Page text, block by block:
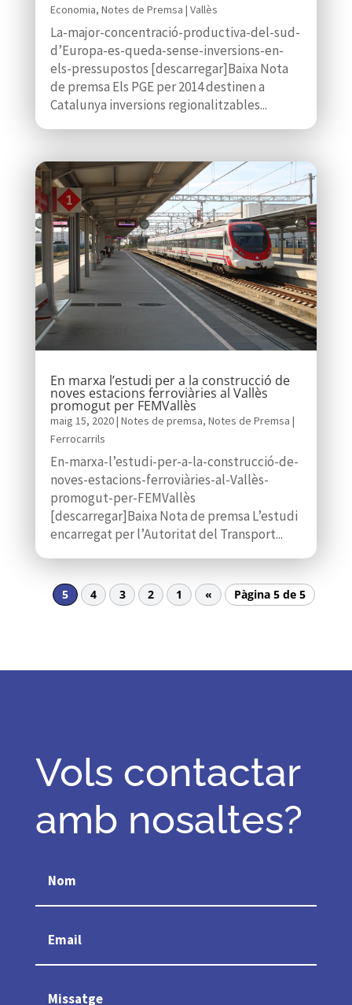
Economia, Notes de Premsa | Vallès
La-major-concentració-productiva-del-sud-
d’Europa-es-queda-sense-inversions-en-
els-pressupostos [descarregar]Baixa Nota
de premsa Els PGE per 2014 destinen a
Catalunya inversions regionalitzables...
En marxa l’estudi per a la construcció de
noves estacions ferroviàries al Vallès
promogut per FEMVallès
maig 15, 2020| Notes de premsa, Notes de Premsa |
Ferrocarrils
En-marxa-l’estudi-per-a-la-construcció-de-
noves-estacions-ferroviàries-al-Vallès-
promogut-per-FEMVallès
[descarregar]Baixa Nota de premsa L’estudi
encarregat per l’Autoritat del Transport...
Pàgina 5 de 5
«
1
2
3
4
5
Vols contactar
amb nosaltes?